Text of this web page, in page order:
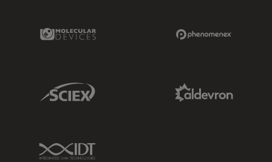
Molecular Devices Link
Sciex Link
IDT Link